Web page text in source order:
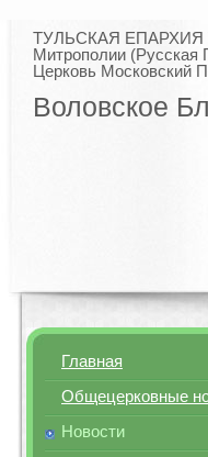
ТУЛЬСКАЯ ЕПАРХИЯ
Митрополии (Русская
Церковь Московский
Воловское
Главная
Общецерковные
Новости